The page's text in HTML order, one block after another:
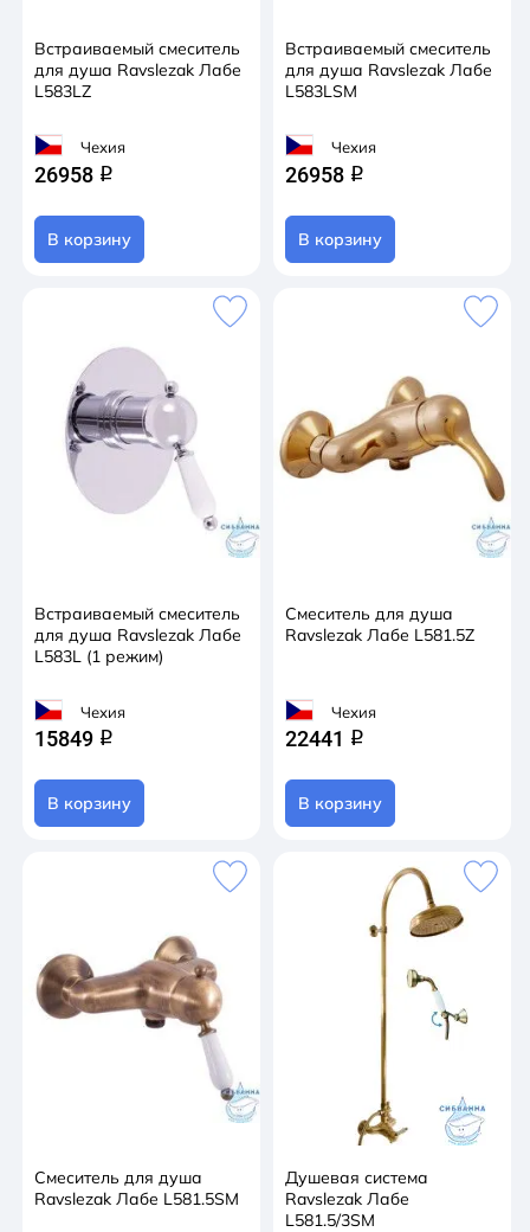
Встраиваемый смеситель
для душа Ravslezak Лабе
L583LZ
Чехия
26958 q
В корзину
Встраиваемый смеситель
для душа Ravslezak Лабе
L583LSM
Чехия
26958 q
В корзину
Встраиваемый смеситель
для душа Ravslezak Лабе
L583L (1 режим)
Чехия
15849 q
В корзину
Смеситель для душа
Ravslezak Лабе L581.5Z
Чехия
22441 q
В корзину
Смеситель для душа
Ravslezak Лабе L581.5SM
Душевая система
Ravslezak Лабе
L581.5/3SM